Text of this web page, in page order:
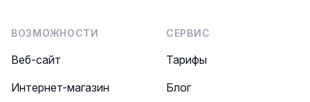
ВОЗМОЖНОСТИ
Веб-сайт
Интернет-магазин
СЕРВИС
Тарифы
Блог